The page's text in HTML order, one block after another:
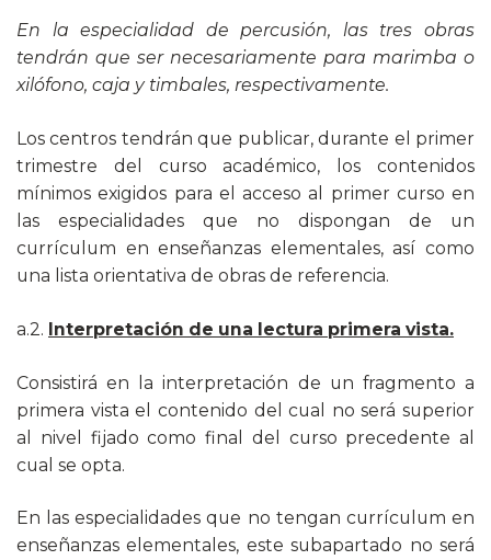
En la especialidad de percusión, las tres obras
tendrán que ser necesariamente para marimba o
xilófono, caja y timbales, respectivamente.
Los centros tendrán que publicar, durante el primer
trimestre del curso académico, los contenidos
mínimos exigidos para el acceso al primer curso en
las especialidades que no dispongan de un
currículum en enseñanzas elementales, así como
una lista orientativa de obras de referencia.
a.2. Interpretación de una lectura primera vista.
Consistirá en la interpretación de un fragmento a
primera vista el contenido del cual no será superior
al nivel fijado como final del curso precedente al
cual se opta.
En las especialidades que no tengan currículum en
enseñanzas elementales, este subapartado no será